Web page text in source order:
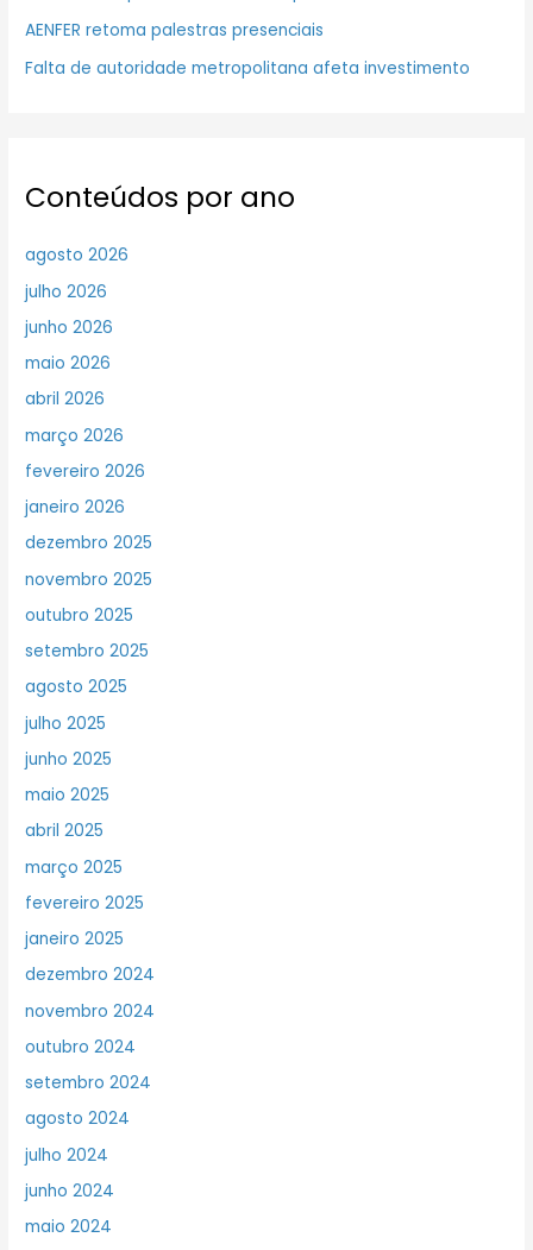
AENFER retoma palestras presenciais
Falta de autoridade metropolitana afeta investimento
Conteúdos por ano
agosto 2026
julho 2026
junho 2026
maio 2026
abril 2026
março 2026
fevereiro 2026
janeiro 2026
dezembro 2025
novembro 2025
outubro 2025
setembro 2025
agosto 2025
julho 2025
junho 2025
maio 2025
abril 2025
março 2025
fevereiro 2025
janeiro 2025
dezembro 2024
novembro 2024
outubro 2024
setembro 2024
agosto 2024
julho 2024
junho 2024
maio 2024